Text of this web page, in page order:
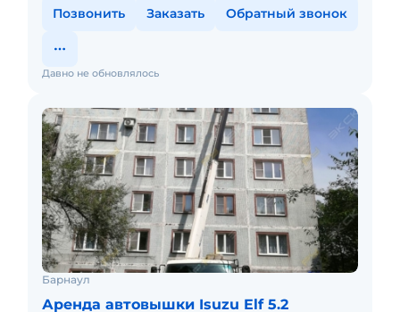
Позвонить Заказать Обратный звонок
Давно не обновлялось
Барнаул
Аренда автовышки Isuzu Elf 5.2